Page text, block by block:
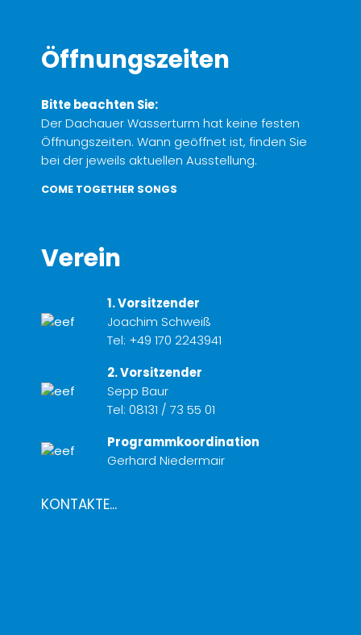
Öffnungszeiten
Bitte beachten Sie:
Der Dachauer Wasserturm hat keine festen
Öffnungszeiten. Wann geöffnet ist, finden Sie
bei der jeweils aktuellen Ausstellung.
COME TOGETHER SONGS
Verein
1. Vorsitzender
Joachim Schweiß
Tel: +49 170 2243941
2. Vorsitzender
Sepp Baur
Tel: 08131 / 73 55 01
Programmkoordination
Gerhard Niedermair
KONTAKTE...